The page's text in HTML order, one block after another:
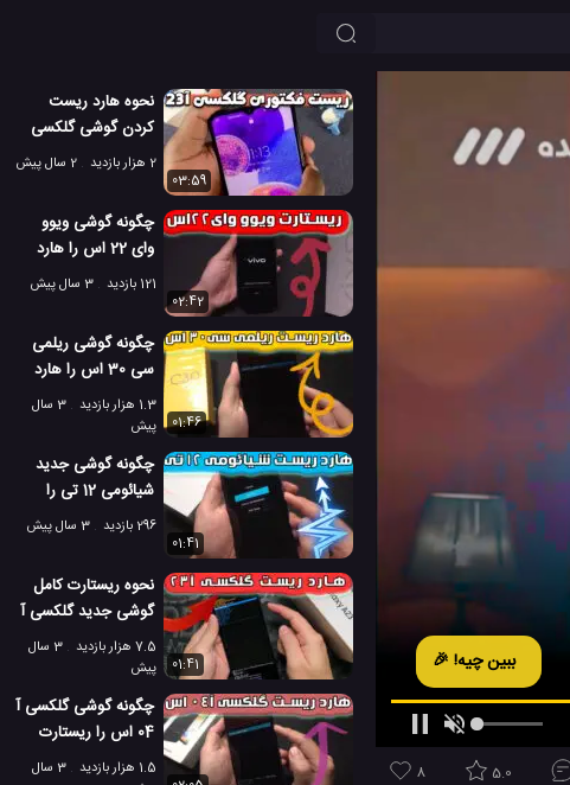
ببین چیه! 🎉
8 5.0
نحوه هارد ریست
کردن گوشی گلکسی
A23 سامسونگ2 هزار بازدید
2 سال پیش
03:59
چگونه گوشی ویوو
وای 22 اس را هارد
ریست کنیم؟
121 بازدید
3 سال پیش
02:42
چگونه گوشی ریلمی
سی 30 اس را هارد
ریست کنیم؟
1.3 هزار بازدید
3 سال
پیش
01:46
چگونه گوشی جدید
شیائومی 12 تی را
هارد ریست کنیم؟
296 بازدید
3 سال پیش
01:41
نحوه ریستارت کامل
گوشی جدید گلکسی آ
23 سامسونگ
7.5 هزار بازدید
3 سال
پیش
01:41
چگونه گوشی گلکسی آ
04 اس را ریستارت
کامل کنیم؟
1.5 هزار بازدید
3 سال